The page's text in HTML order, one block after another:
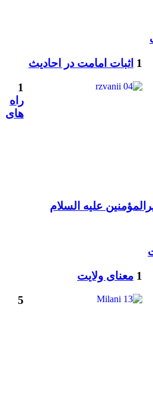
1 اثبات امامت در احادیث
1
راه
های
علیه السلام
1 معنای ولایت
5